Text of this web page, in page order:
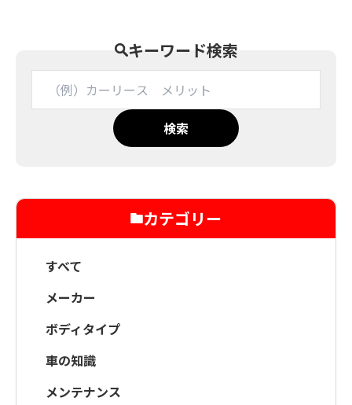
キーワード検索
検索
カテゴリー
すべて
メーカー
ボディタイプ
車の知識
メンテナンス